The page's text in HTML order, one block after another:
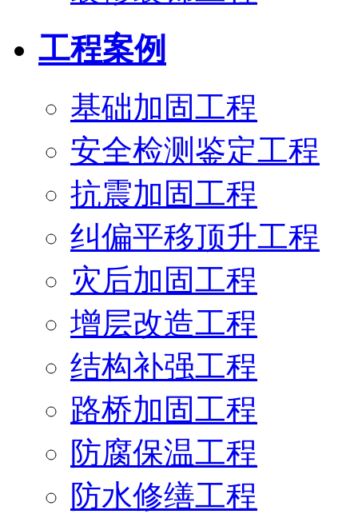
工程案例
基础加固工程
安全检测鉴定工程
抗震加固工程
纠偏平移顶升工程
灾后加固工程
增层改造工程
结构补强工程
路桥加固工程
防腐保温工程
防水修缮工程